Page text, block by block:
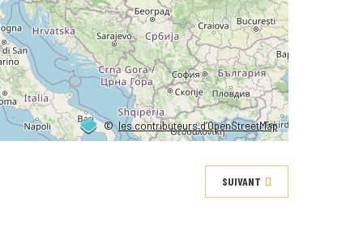
©les contributeurs d’OpenStreetMap
SUIVANT